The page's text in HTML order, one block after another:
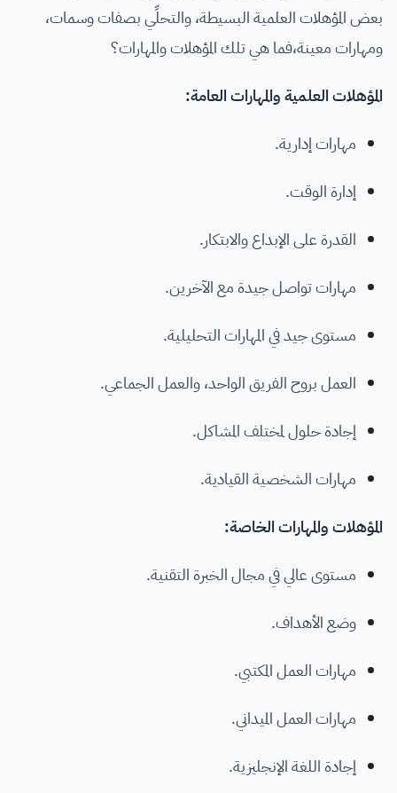
بعض المؤهلات العلمية البسيطة، والتحلِّي بصفات وسمات،
ومهارات معينة،فما هي تلك المؤهلات والمهارات؟
المؤهلات العلمية والمهارات العامة:
مهارات إدارية.
إدارة الوقت.
القدرة على الإبداع والابتكار.
مهارات تواصل جيدة مع الآخرين.
مستوى جيد في المهارات التحليلية.
العمل بروح الفريق الواحد، والعمل الجماعي.
إجادة حلول لمختلف المشاكل.
مهارات الشخصية القيادية.
المؤهلات والمهارات الخاصة:
مستوى عالي في مجال الخبرة التقنية.
وضع الأهداف.
مهارات العمل المكتبي.
مهارات العمل الميداني.
إجادة اللغة الإنجليزية.